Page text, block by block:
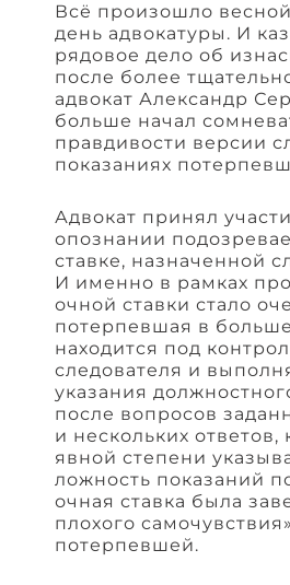
Всё произошло весной
день адвокатуры. И
рядовое дело об
после более
адвокат Александр
больше начал
правдивости версии
показаниях
Адвокат принял
опознании
ставке, назначенной
И именно в рамках
очной ставки стало
потерпевшая в
находится под
следователя и
указания
после вопросов
и нескольких ответов,
явной степени
ложность показаний
очная ставка была
плохого самочувствия»
потерпевшей.